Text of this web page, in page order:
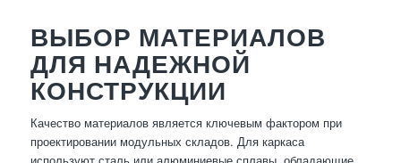
ВЫБОР МАТЕРИАЛОВ
ДЛЯ НАДЕЖНОЙ
КОНСТРУКЦИИ
Качество материалов является ключевым фактором при
проектировании модульных складов. Для каркаса